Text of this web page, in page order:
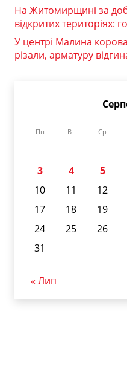
На Житомирщині за
відкритих територіях:
У центрі Малина
різали, арматуру
Пн Вт Ср
3
4 5
10
11 12
17
18 19
24
25 26
31
« Лип